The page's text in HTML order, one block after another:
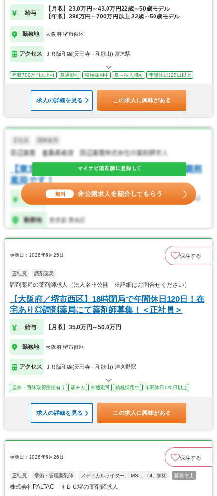
給与
【月収】23.0万円～43.0万円22歳～50歳モデル
【年収】380万円～700万円以上 22歳～50歳モデル
勤務地 大阪府 堺市西区
アクセス ＪＲ阪和線(天王寺－和歌山) 富木駅
年収700万円以上可 車通勤可 積極採用中 夏～秋入職可 年間休日120日以上
求人の詳細を見る この求人に興味がある
更新日：2026年5月25日 保存する
正社員 調剤薬局
調剤薬局の薬剤師求人（法人名非公開 ※詳細はお問合せください）
【大阪府／堺市西区】18時閉局で年間休日120日！在
宅あり◎調剤薬局にて薬剤師募集！＜正社員＞
給与 【月収】35.0万円～50.0万円
勤務地 大阪府 堺市西区
アクセス ＪＲ阪和線(天王寺－和歌山) 津久野駅
産休・育休取得実績有り 駅チカ 車通勤可 積極採用中 年間休日120日以上
求人の詳細を見る この求人に興味がある
更新日：2026年5月26日 保存する
正社員 学術・管理薬剤師 メディカルライター、 MSL、 DI、学術 募集停止
株式会社PALTAC ＲＤＣ堺の薬剤師求人